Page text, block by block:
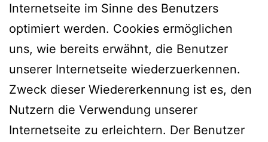
Internetseite im Sinne des Benutzers
optimiert werden. Cookies ermöglichen
uns, wie bereits erwähnt, die Benutzer
unserer Internetseite wiederzuerkennen.
Zweck dieser Wiedererkennung ist es, den
Nutzern die Verwendung unserer
Internetseite zu erleichtern. Der Benutzer